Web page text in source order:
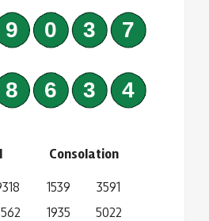
9037
8634
Consolation
1539
1935
3591
5022